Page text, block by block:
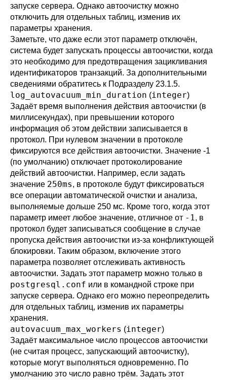
запуске сервера. Однако автоочистку можно
отключить для отдельных таблиц, изменив их
параметры хранения.
Заметьте, что даже если этот параметр отключён,
система будет запускать процессы автоочистки, когда
это необходимо для предотвращения зацикливания
идентификаторов транзакций. За дополнительными
сведениями обратитесь к Подразделу 23.1.5.
log_autovacuum_min_duration (integer)
Задаёт время выполнения действия автоочистки (в
миллисекундах), при превышении которого
информация об этом действии записывается в
протокол. При нулевом значении в протоколе
фиксируются все действия автоочистки. Значение -1
(по умолчанию) отключает протоколирование
действий автоочистки. Например, если задать
значение 250ms, в протоколе будут фиксироваться
все операции автоматической очистки и анализа,
выполняемые дольше 250 мс. Кроме того, когда этот
параметр имеет любое значение, отличное от -1, в
протокол будет записываться сообщение в случае
пропуска действия автоочистки из-за конфликтующей
блокировки. Таким образом, включение этого
параметра позволяет отслеживать активность
автоочистки. Задать этот параметр можно только в
postgresql.conf или в командной строке при
запуске сервера. Однако его можно переопределить
для отдельных таблиц, изменив их параметры
хранения.
autovacuum_max_workers (integer)
Задаёт максимальное число процессов автоочистки
(не считая процесс, запускающий автоочистку),
которые могут выполняться одновременно. По
умолчанию это число равно трём. Задать этот